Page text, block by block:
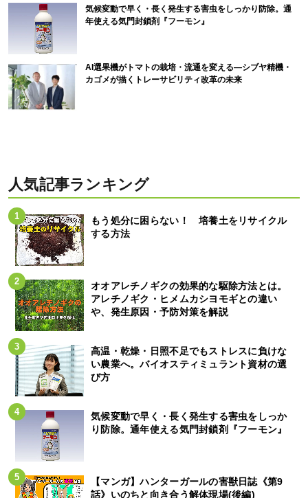
気候変動で早く・長く発生する害虫をしっかり防除。通
年使える気門封鎖剤『フーモン』
AI選果機がトマトの栽培・流通を変える―シブヤ精機・
カゴメが描くトレーサビリティ改革の未来
人気記事ランキング
もう処分に困らない！ 培養土をリサイクル
する方法
オオアレチノギクの効果的な駆除方法とは。
アレチノギク・ヒメムカシヨモギとの違い
や、発生原因・予防対策を解説
高温・乾燥・日照不足でもストレスに負けな
い農業へ。バイオスティミュラント資材の選
び方
気候変動で早く・長く発生する害虫をしっか
り防除。通年使える気門封鎖剤『フーモン』
【マンガ】ハンターガールの害獣日誌《第9
話》いのちと向き合う解体現場(後編)